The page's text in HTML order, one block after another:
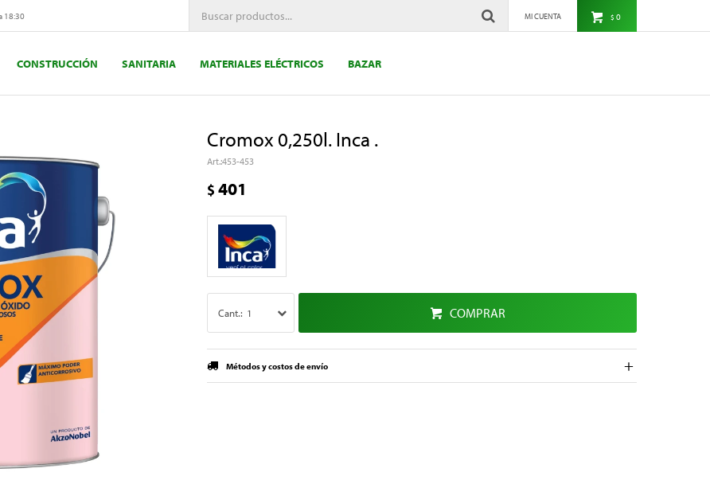
CONSTRUCCIÓN SANITARIA MATERIALES ELÉCTRICOS BAZAR
$ 0
18:30
Cromox 0,250l. Inca .
453-453
$ 401
1 COMPRAR
Métodos y costos de envío